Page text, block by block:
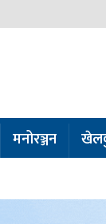
मनोरञ्जन